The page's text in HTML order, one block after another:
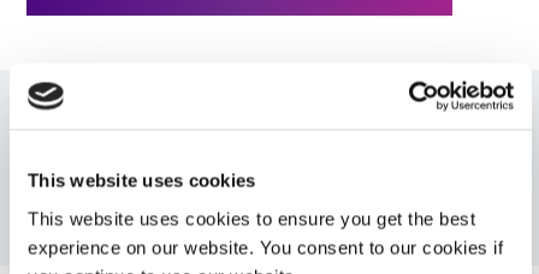
This website uses cookies
This website uses cookies to ensure you get the best
experience on our website. You consent to our cookies if
PDS: 706